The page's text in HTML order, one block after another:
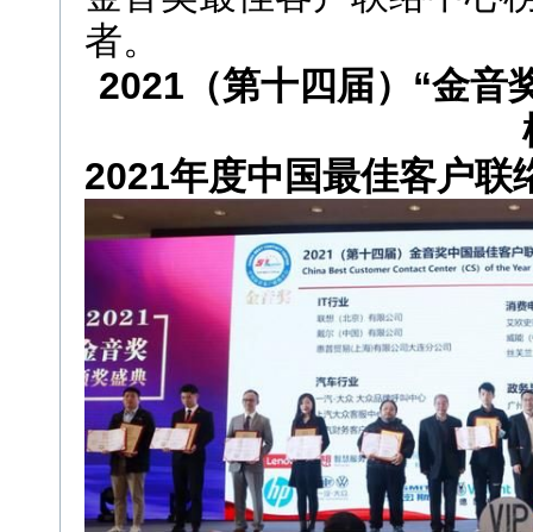
者。
2021（第十四届）“金音
2021年度中国最佳客户联